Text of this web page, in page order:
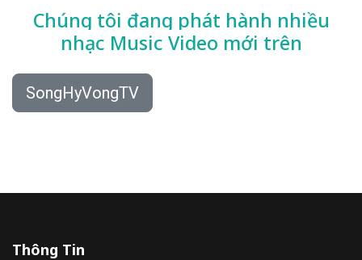
Chúng tôi đang phát hành nhiều
nhạc Music Video mới trên
SongHyVongTV
Thông Tin